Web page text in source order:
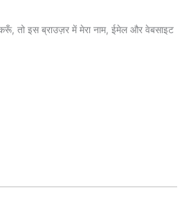
तो इस ब्राउज़र में मेरा नाम, ईमेल और वेबसाइट